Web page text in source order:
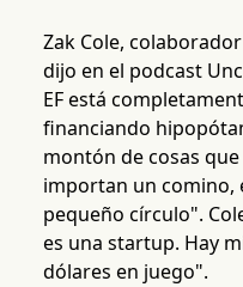
Zak Cole,
dijo en el podcast
EF está
financiando
montón de cosas
importan un comino,
pequeño círculo".
es una startup. Hay
dólares en juego".